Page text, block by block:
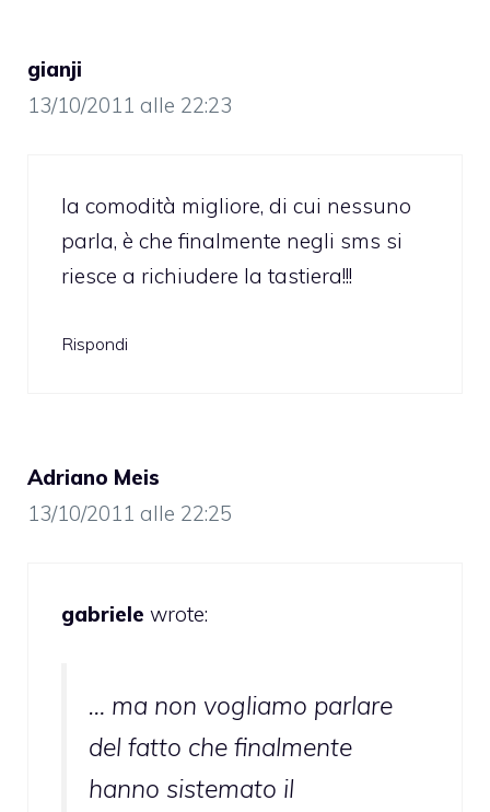
gianji
13/10/2011 alle 22:23
la comodità migliore, di cui nessuno
parla, è che finalmente negli sms si
riesce a richiudere la tastiera!!!
Rispondi
Adriano Meis
13/10/2011 alle 22:25
gabriele wrote:
… ma non vogliamo parlare
del fatto che finalmente
hanno sistemato il